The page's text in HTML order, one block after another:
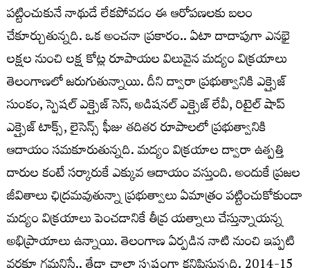
ప‌ట్టించుకునే నాథుడే లేకపోవడం ఈ ఆరోపణలకు బలం
చేకూర్చుతున్నది. ఒక అంచనా ప్రకారం.. ఏటా దాదాపుగా ఎన‌భై
ల‌క్ష‌ల నుంచి ల‌క్ష కోట్ల రూపాయ‌ల విలువైన మ‌ద్యం విక్ర‌యాలు
తెలంగాణలో జ‌రుగుతున్నాయి. దీని ద్వారా ప్ర‌భుత్వానికి ఎక్సైజ్
సుంకం, స్పెష‌ల్ ఎక్సైజ్ సెస్‌, అడిష‌న‌ల్ ఎక్సైజ్ లేవీ, రిటైల్ షాప్
ఎక్సైజ్ టాక్స్‌, లైసెన్స్ ఫీజు త‌దిత‌ర రూపాల‌లో ప్ర‌భుత్వానికి
ఆదాయం సమకూరుతున్నది. మ‌ద్యం విక్ర‌యాల ద్వారా ఉత్ప‌త్తి
దారుల కంటే స‌ర్కారుకే ఎక్కువ ఆదాయం వ‌స్తుంది. అందుకే ప్ర‌జ‌ల
జీవితాలు ఛిద్ర‌మ‌వుతున్నా ప్ర‌భుత్వాలు ఏమాత్రం ప‌ట్టించుకోకుండా
మ‌ద్యం విక్ర‌యాలు పెంచ‌డానికే తీవ్ర య‌త్నాలు చేస్తున్నాయన్న
అభిప్రాయాలు ఉన్నాయి. తెలంగాణ ఏర్పడిన నాటి నుంచి ఇప్పటి